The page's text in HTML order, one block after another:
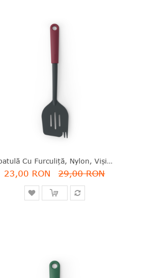
Spatulă Cu Furculiţă, Nylon, Vişiniu, 32.2 Cm, Tasty Plus, Brabantia - 8710755122781
23,00 RON 29,00 RON